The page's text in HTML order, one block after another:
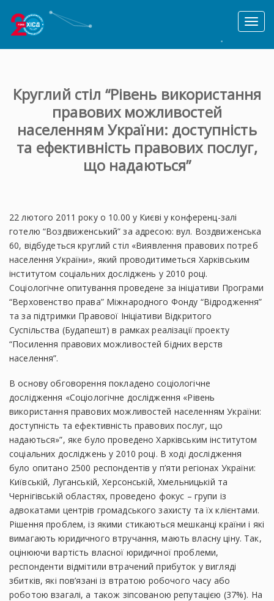
Toggle
Круглий стіл “Рівень використання
правових можливостей
населенням України: доступність
та ефективність правових послуг,
що надаються”
22 лютого 2011 року о 10.00 у Києві у конференц-залі
готелю “Воздвиженський” за адресою: вул. Воздвиженська
60, відбудеться круглий стіл «Виявлення правових потреб
населення України», який проводитиметься Харківським
інститутом соціальних досліджень у 2010 році.
Соціологічне опитування проведене за ініціативи Програми
“Верховенство права” Міжнародного Фонду “Відродження”
та за підтримки Правової Ініціативи Відкритого
Суспільства (Будапешт) в рамках реалізації проекту
“Посилення правових можливостей бідних верств
населення”.
В основу обговорення покладено соціологічне
дослідження «Соціологічне дослідження «Рівень
використання правових можливостей населенням України:
доступність та ефективність правових послуг, що
надаються»”, яке було проведено Харківським інститутом
соціальних досліджень у 2010 році. В ході дослідження
було опитано 2500 респондентів у п’яти регіонах України:
Київській, Луганській, Херсонській, Хмельницькій та
Чернігівській областях, проведено фокус – групи із
адвокатами центрів громадського захисту та їх клієнтами.
Рішення проблем, із якими стикаються мешканці країни і які
вимагають юридичного втручання, мають власну ціну. Так,
оцінюючи вартість власної юридичної проблеми,
респонденти відмітили втрачений прибуток у вигляді
збитків, які пов’язані із втратою робочого часу або
роботою взагалі, а також зіпсованою репутацією (37%). На